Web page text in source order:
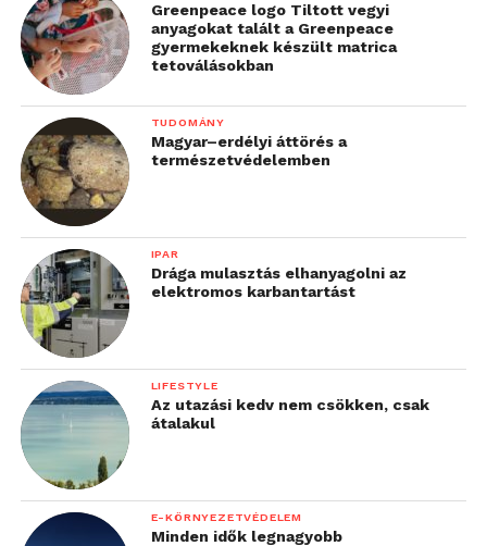
Greenpeace logo Tiltott vegyi
anyagokat talált a Greenpeace
gyermekeknek készült matrica
tetoválásokban
TUDOMÁNY
Magyar–erdélyi áttörés a
természetvédelemben
IPAR
Drága mulasztás elhanyagolni az
elektromos karbantartást
LIFESTYLE
Az utazási kedv nem csökken, csak
átalakul
E-KÖRNYEZETVÉDELEM
Minden idők legnagyobb